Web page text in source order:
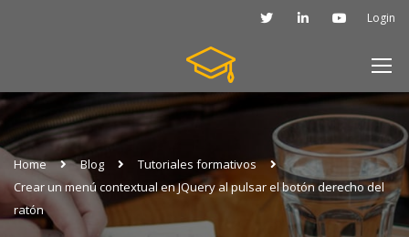
Login
Home Blog
Tutoriales formativos
Crear un menú contextual en JQuery al pulsar el botón derecho del
ratón